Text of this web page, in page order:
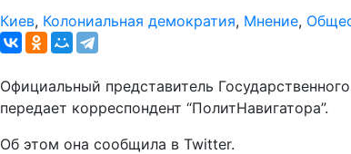
Киев, Колониальная демократия, Мнение,
Официальный представитель
передает корреспондент “ПолитНавигатора”.
Об этом она сообщила в Twitter.